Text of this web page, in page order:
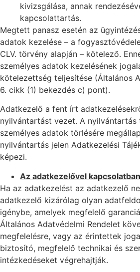
kivizsgálása, annak
kapcsolattartás.
Megtett panasz esetén az
adatok kezelése – a
CLV. törvény alapján – kötelező.
személyes adatok kezelésének
kötelezettség teljesítése (Általános
6. cikk (1) bekezdés c) pont).
Adatkezelő a fent írt
nyilvántartást vezet. A nyilvántartás
személyes adatok törlésére
nyilvántartás jelen Adatkezelési
képezi.
Az adatkezelővel
Ha az adatkezelést az adatkezelő
adatkezelő kizárólag olyan
igénybe, amelyek megfelelő
Általános Adatvédelmi Rendelet
megfelelésre, vagy az érintettek
biztosító, megfelelő technikai és
intézkedéseket végrehajtják.